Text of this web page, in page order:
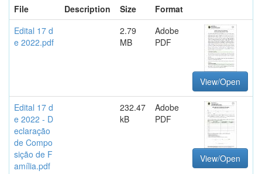
File
Description Size
Format
Edital 17 d
e 2022.pdf
2.79
MB
Adobe
PDF
View/Open
Edital 17 d
e 2022 - D
eclaração
de Compo
sição de F
amília.pdf
232.47
kB
Adobe
PDF
View/Open